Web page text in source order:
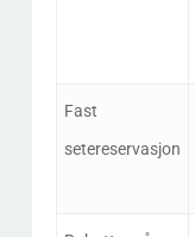
Fast
setereservasjon